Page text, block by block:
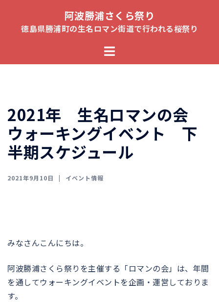
ツ
阿波勝浦さくら祭り
徳島県勝浦町の生名ロマン街道で行われる桜祭り
ト
ュ
ー
2021年 生名ロマンの会
ウォーキングイベント 下
半期スケジュール
2021年9月10日 イベント情報
みなさんこんにちは。
阿波勝浦さくら祭りを主催する「ロマンの会」は、年間
を通してウォーキングイベントを企画・運営しておりま
す。